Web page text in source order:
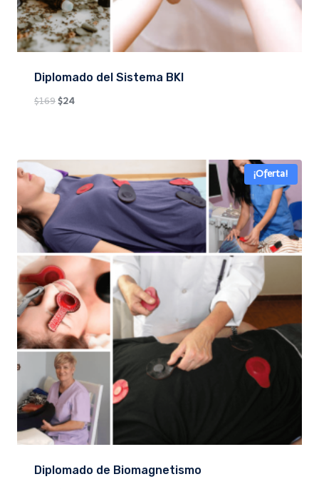
Diplomado del Sistema BKI
$169Original
$24Current
¡Oferta!
Diplomado de Biomagnetismo